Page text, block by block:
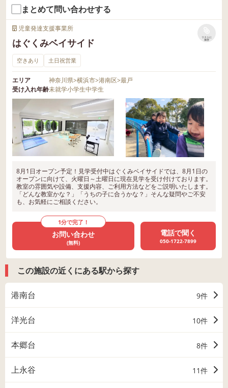
まとめて問い合わせする
児童発達支援事業所
はぐくみベイサイド
リストに
保存
空きあり 土日祝営業
エリア 神奈川県>横浜市>港南区>最戸
受け入れ年齢未就学小学生中学生
8月1日オープン予定！見学受付中はぐくみベイサイドでは、8月1日の
オープンに向けて、火曜日～土曜日に現在見学を受け付けております。
教室の雰囲気や設備、支援内容、ご利用方法などをご説明いたします。
「どんな教室かな？」「うちの子に合うかな？」そんな疑問やご不安
も、お気軽にご相談ください。
1分で完了！
お問い合わせ
(無料)
電話で聞く
050-1722-7899
この施設の近くにある駅から探す
港南台 9件
洋光台 10件
本郷台 8件
上永谷 11件